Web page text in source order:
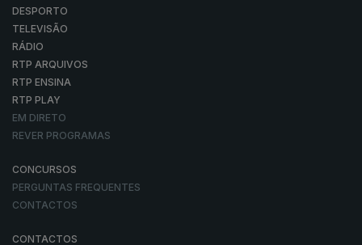
DESPORTO
TELEVISÃO
RÁDIO
RTP ARQUIVOS
RTP ENSINA
RTP PLAY
EM DIRETO
REVER PROGRAMAS
CONCURSOS
PERGUNTAS FREQUENTES
CONTACTOS
CONTACTOS